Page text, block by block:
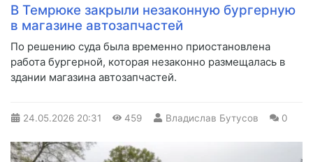
В Темрюке закрыли незаконную бургерную
в магазине автозапчастей
По решению суда была временно приостановлена
работа бургерной, которая незаконно размещалась в
здании магазина автозапчастей.
24.05.2026 20:31 459 Владислав Бутусов 0